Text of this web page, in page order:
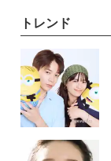
トレンド